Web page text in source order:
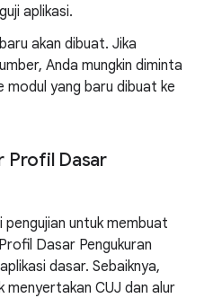
aplikasi.
akan dibuat. Jika
Anda mungkin diminta
modul yang baru dibuat ke
Profil Dasar
untuk membuat
Dasar Pengukuran
dasar. Sebaiknya,
menyertakan CUJ dan alur